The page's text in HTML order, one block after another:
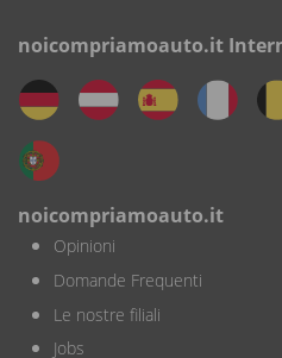
noicompriamoauto.it
noicompriamoauto.it
Opinioni
Domande Frequenti
Le nostre filiali
Jobs